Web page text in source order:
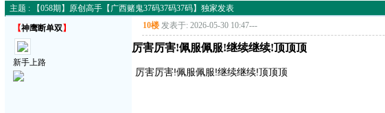
主题 : 【058期】原创高手【广西赌鬼37码37码37码】独家发表
【神鹰断单双】
新手上路
10楼 发表于: 2026-05-30 10:47---
厉害厉害!佩服佩服!继续继续!顶顶顶
厉害厉害!佩服佩服!继续继续!顶顶顶